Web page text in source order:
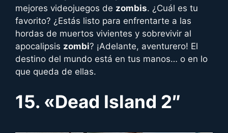
mejores videojuegos de zombis. ¿Cuál es tu
favorito? ¿Estás listo para enfrentarte a las
hordas de muertos vivientes y sobrevivir al
apocalipsis zombi? ¡Adelante, aventurero! El
destino del mundo está en tus manos… o en lo
que queda de ellas.
15. «Dead Island 2″